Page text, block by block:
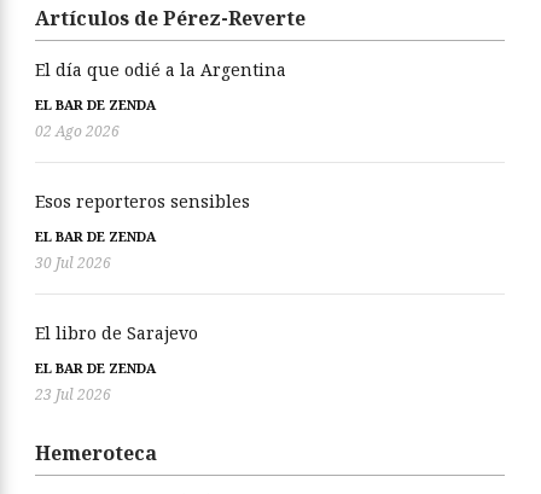
Artículos de Pérez-Reverte
El día que odié a la Argentina
EL BAR DE ZENDA
02 Ago 2026
Esos reporteros sensibles
EL BAR DE ZENDA
30 Jul 2026
El libro de Sarajevo
EL BAR DE ZENDA
23 Jul 2026
Hemeroteca